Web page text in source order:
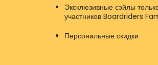
Эксклюзивные сэйлы
участников Boardriders
Персональные скидки